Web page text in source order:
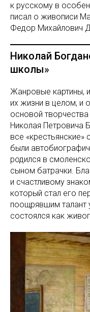
к русскому в
писал о живописи
Федор Михайлович
Николай
школы»
Жанровые картины,
их жизни в целом, и
основой
Николая Петровича
все
были
родился в
сыном батрачки.
и счастливому
который стал его
поощрявшим талант
состоялся как